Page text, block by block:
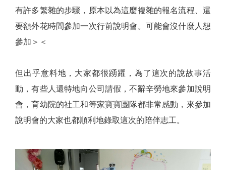
有許多繁雜的步驟，原本以為這麼複雜的報名流程、還
要額外花時間參加一次行前說明會。可能會沒什麼人想
參加＞＜
但出乎意料地，大家都很踴躍，為了這次的說故事活
動，有些人還特地向公司請假，不辭辛勞地來參加說明
會，育幼院的社工和等家寶寶團隊都非常感動，來參加
說明會的大家也都順利地錄取這次的陪伴志工。